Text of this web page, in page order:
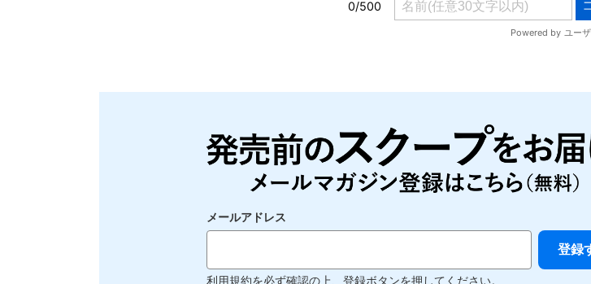
メールアドレス
利用規約を必ず確認の上、登録ボタンを押してください。